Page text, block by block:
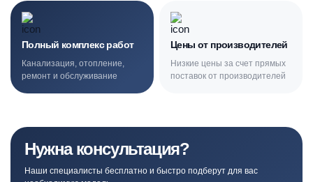
Полный комплекс работ
Канализация, отопление,
ремонт и обслуживание
Цены от производителей
Низкие цены за счет прямых
поставок от производителей
Нужна консультация?
Наши специалисты бесплатно и быстро подберут для вас